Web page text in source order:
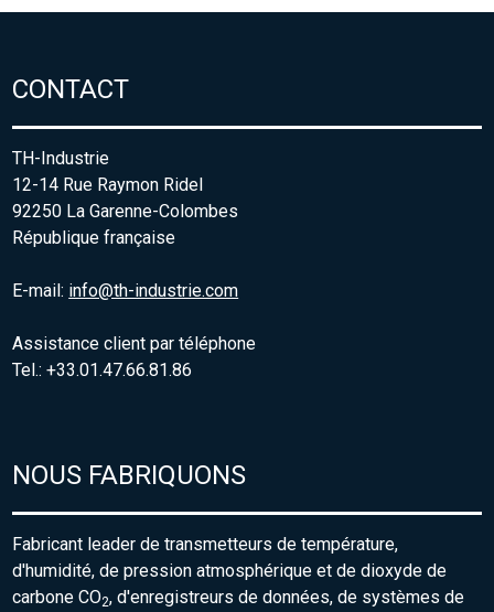
CONTACT
TH-Industrie
12-14 Rue Raymon Ridel
92250 La Garenne-Colombes
République française
E-mail: info@th-industrie.com
Assistance client par téléphone
Tel.: +33.01.47.66.81.86
NOUS FABRIQUONS
Fabricant leader de transmetteurs de température,
d'humidité, de pression atmosphérique et de dioxyde de
carbone CO2, d'enregistreurs de données, de systèmes de